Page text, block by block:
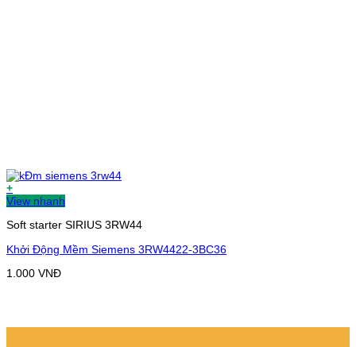
+
View nhanh
Soft starter SIRIUS 3RW44
Khởi Động Mềm Siemens 3RW4422-3BC36
1.000 VNĐ